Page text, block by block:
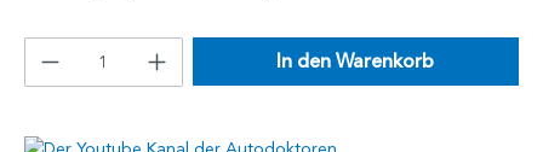
In den Warenkorb